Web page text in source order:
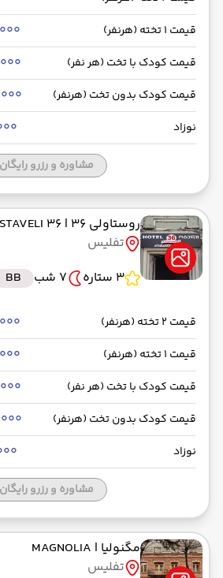
قیمت 1 تخته (هرنفر)
قیمت کودک با تخت (هر نفر)
قیمت کودک بدون تخت (هرنفر)
نوزاد
مشاوره و رزرو رایگان
روستاولی 36
| RUSTAVELI 36
تفلیس
3 ستاره
7 شب BB
قیمت 2 تخته (هرنفر)
قیمت 1 تخته (هرنفر)
قیمت کودک با تخت (هر نفر)
قیمت کودک بدون تخت (هرنفر)
نوزاد
مشاوره و رزرو رایگان
مگنولیا | MAGNOLIA
تفلیس